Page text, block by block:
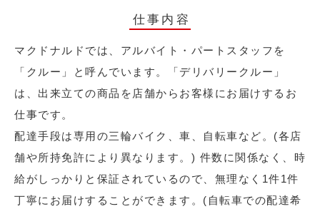
仕事内容
マクドナルドでは、アルバイト・パートスタッフを
「クルー」と呼んでいます。「デリバリークルー」
は、出来立ての商品を店舗からお客様にお届けするお
仕事です。
配達手段は専用の三輪バイク、車、自転車など。(各店
舗や所持免許により異なります。) 件数に関係なく、時
給がしっかりと保証されているので、無理なく1件1件
丁寧にお届けすることができます。(自転車での配達希